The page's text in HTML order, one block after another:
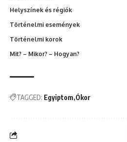
Helyszínek és régiók
Történelmi események
Történelmi korok
Mit? – Mikor? – Hogyan?
TAGGED: Egyiptom Ókor